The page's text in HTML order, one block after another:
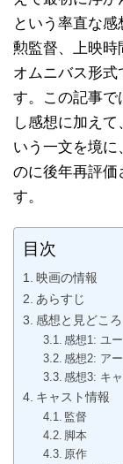
という率直な
勲監督、上映時
オムニバス形
す。この記事で
し感想に加え
いう一文を境に
のに後年再評価
す。
目次
映画の情報
あらすじ
感想と見どころ
感想1: ユ
感想2: ア
感想3: キ
キャスト情報
監督
脚本
原作